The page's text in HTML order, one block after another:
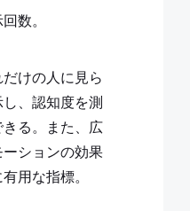
数。
けの人に見ら
、認知度を測
きる。また、広
ションの効果
用な指標。